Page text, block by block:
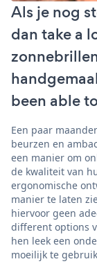
Als je nog
dan take a
been able
Een paar
beurzen en
een manier om
de kwaliteit van
ergonomische
manier te laten
hiervoor geen
different options
hen leek een
moeilijk te